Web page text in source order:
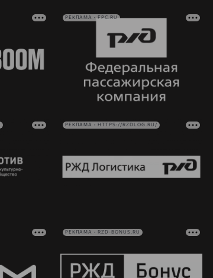
РЕКЛАМА • FPC.RU
РЕКЛАМА • HTTPS://RZDLOG.RU/
РЕКЛАМА • RZD-BONUS.RU